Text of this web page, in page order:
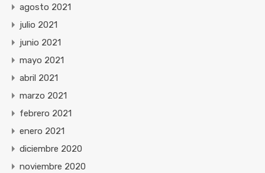
agosto 2021
julio 2021
junio 2021
mayo 2021
abril 2021
marzo 2021
febrero 2021
enero 2021
diciembre 2020
noviembre 2020